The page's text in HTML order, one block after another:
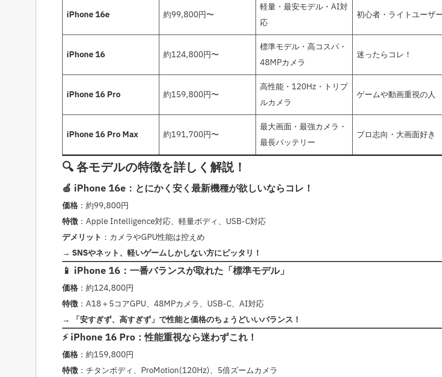
iPhone 16e 約99,800円〜
軽量・最安モデル・AI対
応
初心者・ライトユーザ
iPhone 16 約124,800円〜
標準モデル・高コスパ・
48MPカメラ
迷ったらコレ！
iPhone 16 Pro 約159,800円〜
高性能・120Hz・トリプ
ルカメラ
ゲームや動画重視の人
iPhone 16 Pro Max 約191,700円〜
最大画面・最強カメラ・
最長バッテリー
プロ志向・大画面好き
🔍 各モデルの特徴を詳しく解説！
🍏 iPhone 16e：とにかく安く最新機種が欲しいならコレ！
価格：約99,800円
特徴：Apple Intelligence対応、軽量ボディ、USB-C対応
デメリット ：カメラやGPU性能は控えめ
→ SNSやネット、軽いゲームしかしない方にピッタリ！
📱 iPhone 16：一番バランスが取れた「標準モデル」
価格：約124,800円
特徴：A18＋5コアGPU、48MPカメラ、USB-C、AI対応
→
「安すぎず、高すぎず」で性能と価格のちょうどいいバランス！
⚡ iPhone 16 Pro：性能重視なら迷わずこれ！
価格：約159,800円
特徴：チタンボディ、ProMotion(120Hz)、5倍ズームカメラ